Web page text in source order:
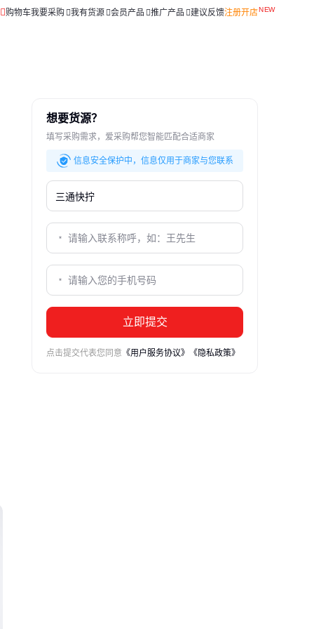
购物车我要采购 我有货源 会员产品 推广产品 建议反馈注册开店
想要货源？
填写采购需求，爱采购帮您智能匹配合适商家
信息安全保护中，信息仅用于商家与您联系
立即提交
点击提交代表您同意 《用户服务协议》 《隐私政策》